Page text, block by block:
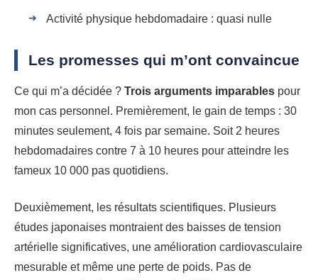
Activité physique hebdomadaire : quasi nulle
Les promesses qui m’ont convaincue
Ce qui m’a décidée ? Trois arguments imparables pour
mon cas personnel. Premièrement, le gain de temps : 30
minutes seulement, 4 fois par semaine. Soit 2 heures
hebdomadaires contre 7 à 10 heures pour atteindre les
fameux 10 000 pas quotidiens.
Deuxièmement, les résultats scientifiques. Plusieurs
études japonaises montraient des baisses de tension
artérielle significatives, une amélioration cardiovasculaire
mesurable et même une perte de poids. Pas de